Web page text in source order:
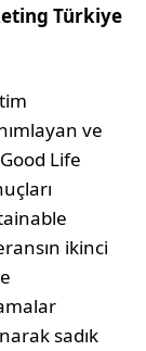
Türkiye
ve
Life
ikinci
sadık